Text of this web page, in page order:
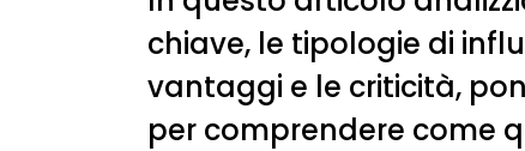
chiave, le tipologie di
vantaggi e le criticità,
per comprendere come